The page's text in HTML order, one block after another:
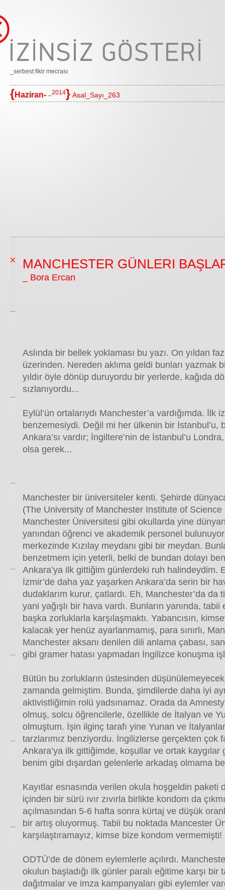
_serbest fikir mecrası
{Haziran- _2014} Asal_Sayı_263
MANCHESTER GÜNLERI
_ Bora Ercan
Aslında bir bellek yoklaması bu yazı. On yıldan
üzerinden. Nereden aklıma geldi bunları yazmak
yıldır öyle dönüp duruyordu bir yerlerde, kağıda
sızlanıyordu...
Eylül’ün ortalarıydı Manchester’a vardığımda. İlk
benzemesiydi. Değil mi her ülkenin bir İstanbul’u,
Ankara’sı vardır; İngiltere’nin de İstanbul’u
olsa gerek...
Manchester bir üniversiteler kenti. Şehirde
(The University of Manchester Institute of Science
Manchester Üniversitesi gibi okullarda yine
yanından öğrenci ve akademik personel
merkezinde Kızılay meydanı gibi bir meydan.
benzetmem için yeterli, belki de bundan dolayı
Ankara’ya ilk gittiğim günlerdeki ruh halindeydim.
İzmir’de daha yaz yaşarken Ankara’da serin bir
dudaklarım kurur, çatlardı. Eh, Manchester’da da
yani yağışlı bir hava vardı. Bunların yanında,
başka zorluklarla karşılaşmaktı. Yabancısın,
kalacak yer henüz ayarlanmamış, para sınırlı,
Manchester aksanı denilen dili anlama çabası,
gibi gramer hatası yapmadan İngilizce konuşma
Bütün bu zorlukların üstesinden
zamanda gelmiştim. Bunda, şimdilerde daha iyi
aktivistliğimin rolü yadsınamaz. Orada da
olmuş, solcu öğrencilerle, özellikle de İtalyan ve
olmuştum. İşin ilginç tarafı yine Yunan ve
tarzlarımız benziyordu. İngilizlerse gerçekten çok
Ankara’ya ilk gittiğimde, koşullar ve ortak
benim gibi dışardan gelenlerle arkadaş olmama
Kayıtlar esnasında verilen okula hoşgeldin paketi
içinden bir sürü ıvır zıvırla birlikte kondom da
açılmasından 5-6 hafta sonra kürtaj ve düşük
bir artış oluyormuş. Tabii bu noktada Mancester
karşılaştıramayız, kimse bize kondom vermemişti!
ODTÜ’de de dönem eylemlerle açılırdı.
okulun başladığı ilk günler paralı eğitime karşı bir
dağıtmalar ve imza kampanyaları gibi eylemler